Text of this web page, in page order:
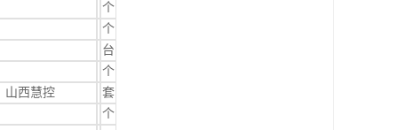
个
个
台
个
山西慧控
套
个